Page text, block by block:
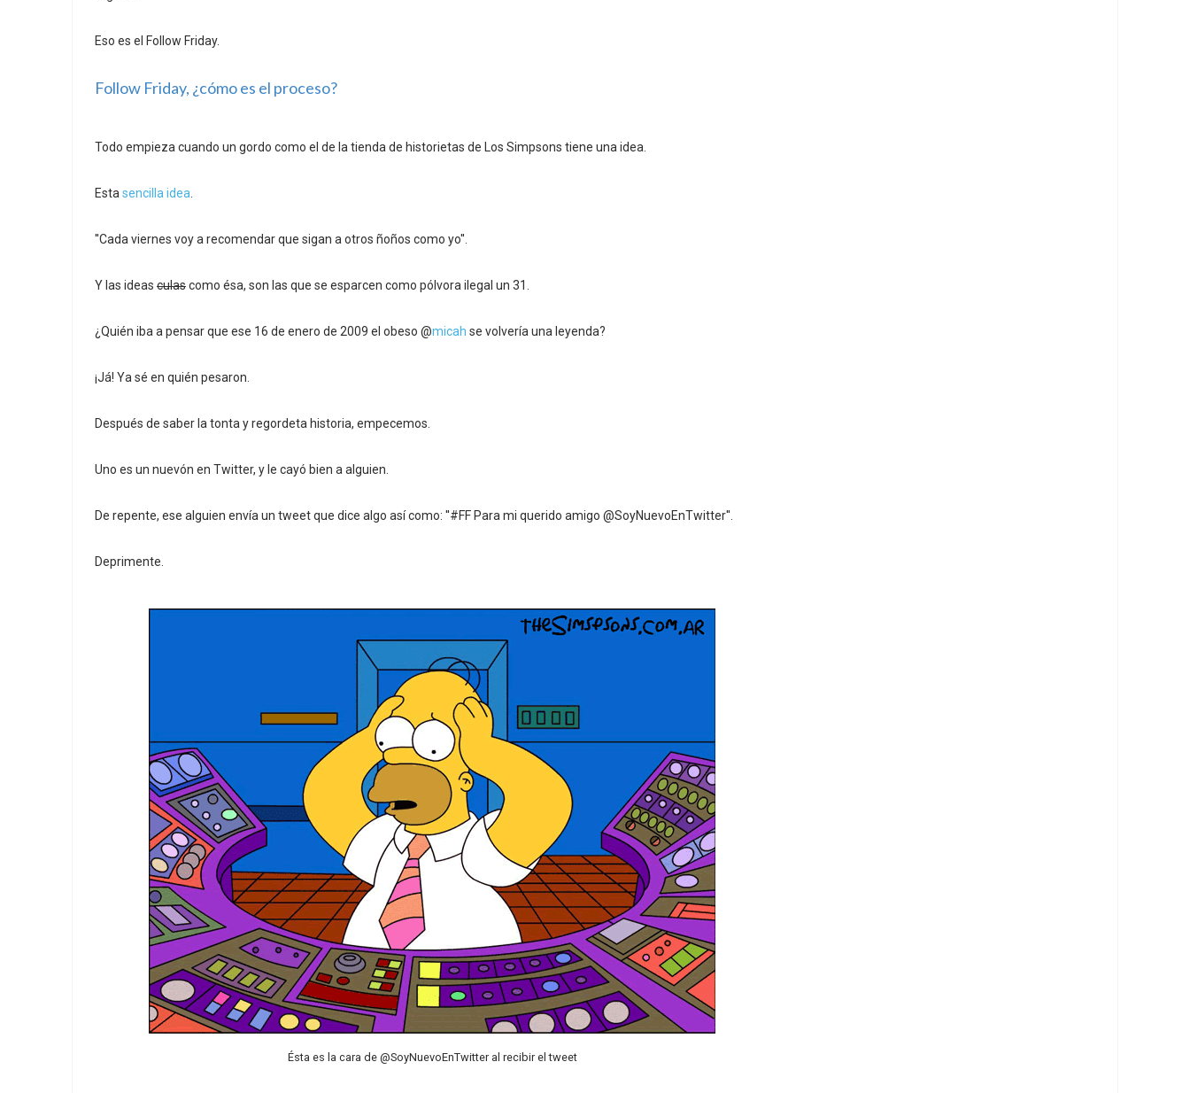
Eso es el Follow Friday.
Follow Friday, ¿cómo es el proceso?
Todo empieza cuando un gordo como el de la tienda de historietas de Los Simpsons tiene una idea.
Esta sencilla idea
''Cada viernes voy a recomendar que sigan a otros ñoños como yo''.
Y las ideas culascomo ésa, son las que se esparcen como pólvora ilegal un 31.
¿Quién iba a pensar que ese 16 de enero de 2009 el obeso @micah se volvería una leyenda?
¡Já! Ya sé en quién pesaron.
Después de saber la tonta y regordeta historia, empecemos.
Uno es un nuevón en Twitter, y le cayó bien a alguien.
De repente, ese alguien envía un tweet que dice algo así como: ''#FF Para mi querido amigo @SoyNuevoEnTwitter''.
Deprimente.
Ésta es la cara de @SoyNuevoEnTwitter al recibir el tweet